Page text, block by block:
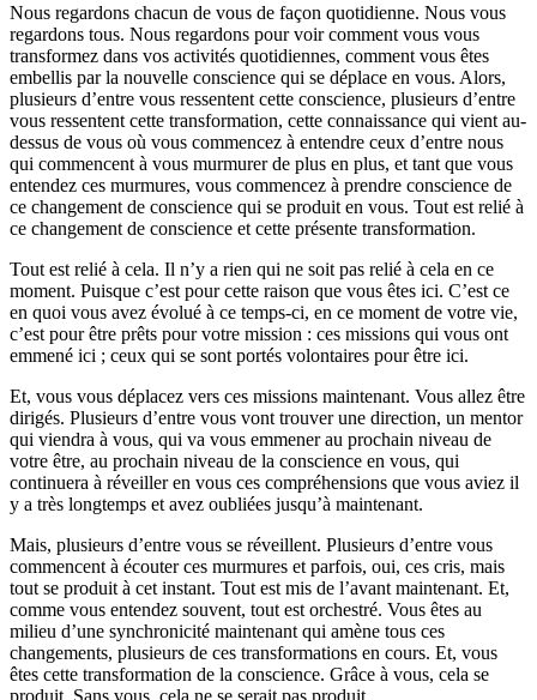
Nous regardons chacun de vous de façon quotidienne. Nous vous
regardons tous. Nous regardons pour voir comment vous vous
transformez dans vos activités quotidiennes, comment vous êtes
embellis par la nouvelle conscience qui se déplace en vous. Alors,
plusieurs d’entre vous ressentent cette conscience, plusieurs d’entre
vous ressentent cette transformation, cette connaissance qui vient au-
dessus de vous où vous commencez à entendre ceux d’entre nous
qui commencent à vous murmurer de plus en plus, et tant que vous
entendez ces murmures, vous commencez à prendre conscience de
ce changement de conscience qui se produit en vous. Tout est relié à
ce changement de conscience et cette présente transformation.
Tout est relié à cela. Il n’y a rien qui ne soit pas relié à cela en ce
moment. Puisque c’est pour cette raison que vous êtes ici. C’est ce
en quoi vous avez évolué à ce temps-ci, en ce moment de votre vie,
c’est pour être prêts pour votre mission : ces missions qui vous ont
emmené ici ; ceux qui se sont portés volontaires pour être ici.
Et, vous vous déplacez vers ces missions maintenant. Vous allez être
dirigés. Plusieurs d’entre vous vont trouver une direction, un mentor
qui viendra à vous, qui va vous emmener au prochain niveau de
votre être, au prochain niveau de la conscience en vous, qui
continuera à réveiller en vous ces compréhensions que vous aviez il
y a très longtemps et avez oubliées jusqu’à maintenant.
Mais, plusieurs d’entre vous se réveillent. Plusieurs d’entre vous
commencent à écouter ces murmures et parfois, oui, ces cris, mais
tout se produit à cet instant. Tout est mis de l’avant maintenant. Et,
comme vous entendez souvent, tout est orchestré. Vous êtes au
milieu d’une synchronicité maintenant qui amène tous ces
changements, plusieurs de ces transformations en cours. Et, vous
êtes cette transformation de la conscience. Grâce à vous, cela se
produit. Sans vous, cela ne se serait pas produit.